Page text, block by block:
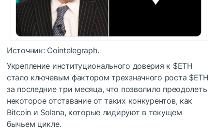
Источник: Cointelegraph.
Укрепление институционального доверия к $ETH
стало ключевым фактором трехзначного роста $ETH
за последние три месяца, что позволило преодолеть
некоторое отставание от таких конкурентов, как
Bitcoin и Solana, которые лидируют в текущем
бычьем цикле.